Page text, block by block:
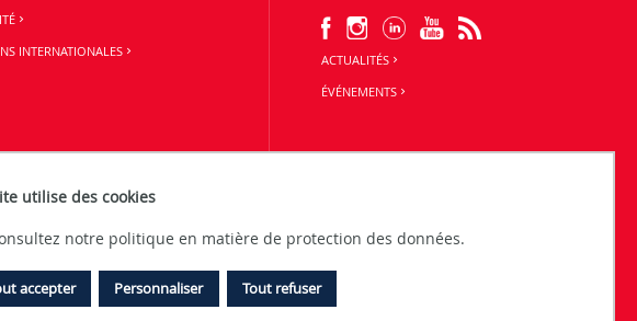
utilise des cookies
notre politique en matière de protection des données.
accepter Tout refuser
Personnaliser
INTERNATIONALES
ACTUALITÉS
ÉVÉNEMENTS